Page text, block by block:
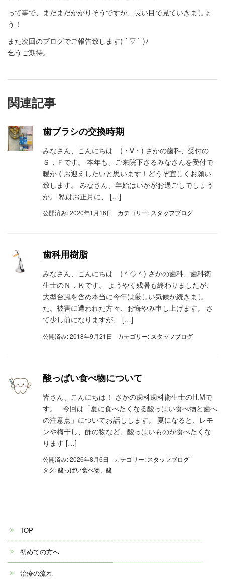
って事で、まだまだかかりそうですが、長い目で見ていきましょ
う！
また次回のブログでご報告致します( ´ ▽ ` )ﾉ
乞うご期待。
関連記事
歯ブラシの交換時期
みなさん、こんにちは (・∀・) さかの歯科、受付の
Ｓ，Ｆです。 本年も、ご来院下さるみなさんを受付で
暖かくお迎えしたいと思います！どうぞ宜しくお願い
致します。 みなさん、年始はいかがお過ごしでしょう
か。 私はお正月に、 […]
公開済み: 2020年1月16日 カテゴリー: スタッフブログ
歯科用樹脂
みなさん、こんにちは (＾◇＾) さかの歯科、歯科衛
生士のＮ，Ｋです。 ようやく残暑も終わりましたが、
大型台風を含め本当に今年は厳しい気候が続きまし
た。被害に遭われた方々、お悔やみ申し上げます。 さ
て少し前になりますが、 […]
公開済み: 2018年9月21日 カテゴリー: スタッフブログ
酸っぱい食べ物について
皆さん、こんにちは！ さかの歯科歯科衛生士のH.Mで
す。 今回は「夏に食べたくなる酸っぱい食べ物と歯へ
の注意点」についてお話しします。 夏になると、レモ
ンや梅干し、酢の物など、酸っぱいものが食べたくな
ります […]
公開済み: 2026年8月6日 カテゴリー: スタッフブログ
タグ:酸っぱい食べ物、酸
TOP
初めての方へ
治療の流れ